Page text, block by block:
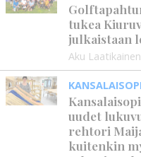
tukea
julkaistaan
Aku Laatikainen
uudet
rehtori
kuitenkin